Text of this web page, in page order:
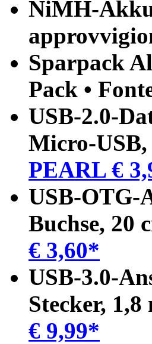
NiMH-
Sparpack
Pack •
USB-2.0-
Micro-USB,
PEARL €
USB-OTG-
Buchse, 20
€ 3,60*
USB-3.0-
Stecker, 1,8
€ 9,99*